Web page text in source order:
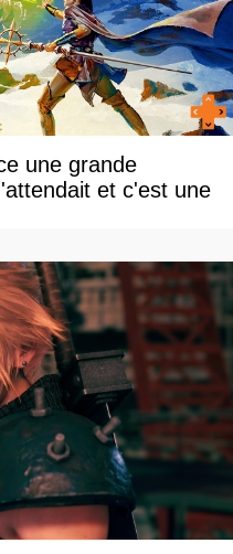
une grande
et c'est une